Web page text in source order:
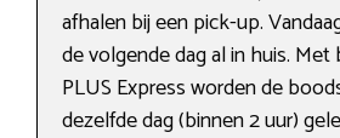
afhalen bij een pick-up.
de volgende dag al in huis.
PLUS Express worden de
dezelfde dag (binnen 2 uur)